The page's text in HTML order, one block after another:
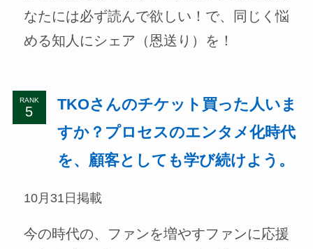
なたには必ず読んで欲しい！で、同じく悩
める知人にシェア（恩送り）を！
RANK
TKOさんのチケット買った人いま
すか？プロセスのエンタメ化時代
を、顧客としても学び続けよう。
10月31日掲載
今の時代の、ファンを増やすファンに応援